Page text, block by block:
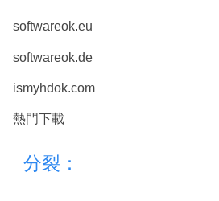
softwareok.eu
softwareok.de
ismyhdok.com
熱門下載
分裂：